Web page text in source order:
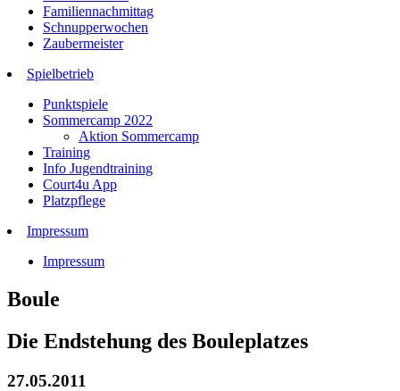
Familiennachmittag
Schnupperwochen
Zaubermeister
Spielbetrieb
Punktspiele
Sommercamp 2022
Aktion Sommercamp
Training
Info Jugendtraining
Court4u App
Platzpflege
Impressum
Impressum
Boule
Die Endstehung des Bouleplatzes
27.05.2011